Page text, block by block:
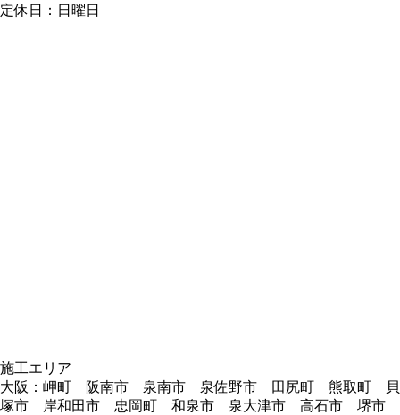
定休日：日曜日
施工エリア
大阪：岬町 阪南市 泉南市 泉佐野市 田尻町 熊取町 貝
塚市 岸和田市 忠岡町 和泉市 泉大津市 高石市 堺市